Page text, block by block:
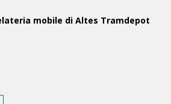
mobile di Altes Tramdepot